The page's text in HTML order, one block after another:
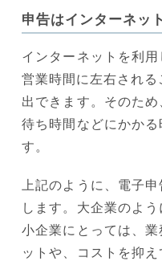
申告はインターネッ
インターネットを利
営業時間に左右され
出できます。そのため
待ち時間などにかか
す。
上記のように、電子
します。大企業のよ
小企業にとっては、
ットや、コストを抑